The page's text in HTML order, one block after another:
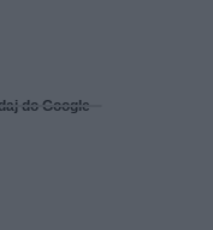
do Google